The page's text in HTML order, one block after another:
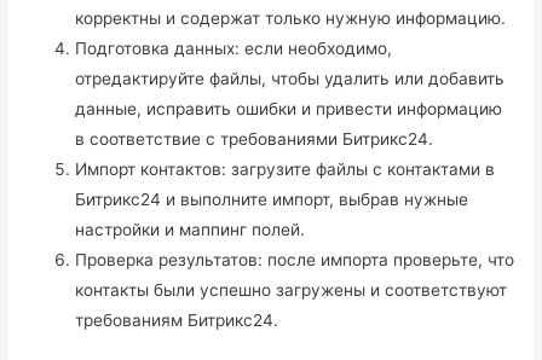
корректны и содержат только нужную информацию.
Подготовка данных: если необходимо,
отредактируйте файлы, чтобы удалить или добавить
данные, исправить ошибки и привести информацию
в соответствие с требованиями Битрикс24.
Импорт контактов: загрузите файлы с контактами в
Битрикс24 и выполните импорт, выбрав нужные
настройки и маппинг полей.
Проверка результатов: после импорта проверьте, что
контакты были успешно загружены и соответствуют
требованиям Битрикс24.